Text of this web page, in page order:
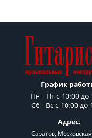
График
Пн - Пт c 10:00 до
Сб - Вс с 10:00 до
Адрес:
Саратов,